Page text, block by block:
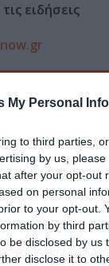
My Personal
to third parties,
by us,
after your opt-out
on personal
to your opt-out.
by third
be disclosed by us
disclose it to
ειδήσεις